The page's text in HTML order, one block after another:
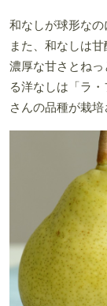
和なしが球形なの
また、和なしは
濃厚な甘さとね
る洋なしは「ラ
さんの品種が栽培